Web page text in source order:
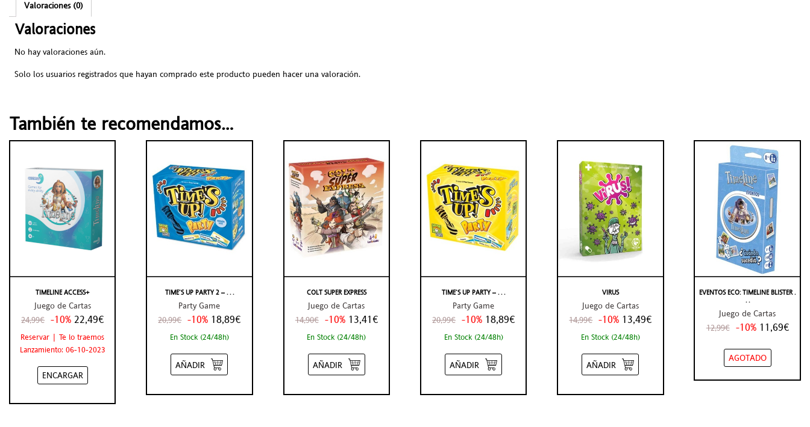
Valoraciones (0)
Valoraciones
No hay valoraciones aún.
Solo los usuarios registrados que hayan comprado este producto pueden hacer una valoración.
También te recomendamos…
TIMELINE ACCESS+
Juego de Cartas
24,99€ -10%22,49€
Reservar | Te lo traemos
Lanzamiento: 06-10-2023
ENCARGAR
TIME’S UP PARTY 2 – . . .
Party Game
20,99€ -10% 18,89€
En Stock (24/48h)
AÑADIR
COLT SUPER EXPRESS
Juego de Cartas
14,90€ -10% 13,41€
En Stock (24/48h)
AÑADIR
TIME’S UP PARTY – . . .
Party Game
20,99€ -10% 18,89€
En Stock (24/48h)
AÑADIR
VIRUS
Juego de Cartas
14,99€ -10% 13,49€
En Stock (24/48h)
AÑADIR
EVENTOS ECO: TIMELINE BLISTER .
. .
Juego de Cartas
12,99€ -10% 11,69€
AGOTADO